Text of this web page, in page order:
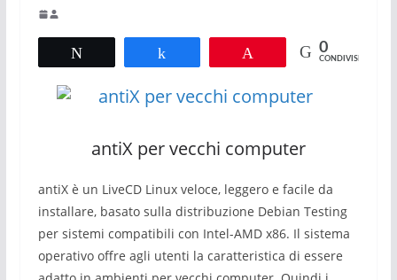
0
CONDIVISIONI
antiX per vecchi computer
antiX è un LiveCD Linux veloce, leggero e facile da
installare, basato sulla distribuzione Debian Testing
per sistemi compatibili con Intel-AMD x86. Il sistema
operativo offre agli utenti la caratteristica di essere